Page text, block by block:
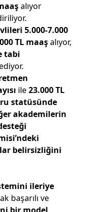
alıyor
5.000-7.000
TL maaşalıyor,
tabi
ile23.000 TL
statüsünde
akademilerin
belirsizliğini
ileriye
başarılı ve